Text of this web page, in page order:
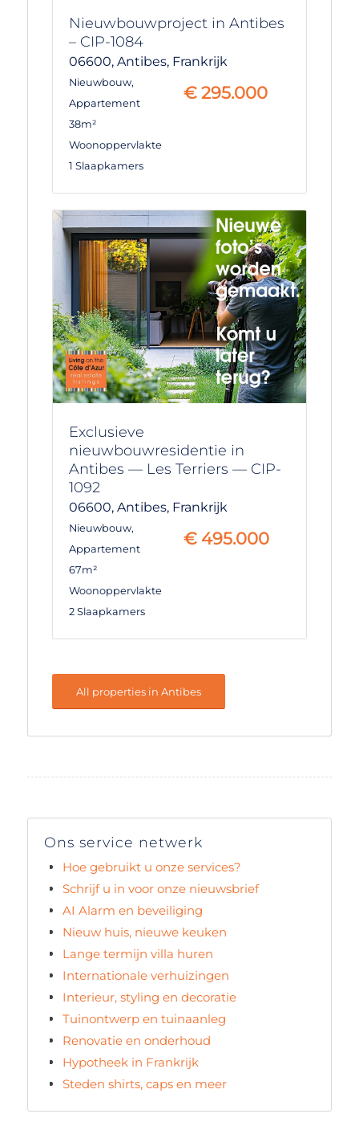
Nieuwbouwproject in Antibes
– CIP-1084
06600, Antibes, Frankrijk
Nieuwbouw,
Appartement
38m²
Woonoppervlakte
1 Slaapkamers
€ 295.000
Exclusieve
nieuwbouwresidentie in
Antibes — Les Terriers — CIP-
1092
06600, Antibes, Frankrijk
Nieuwbouw,
Appartement
67m²
Woonoppervlakte
2 Slaapkamers
€ 495.000
All properties in Antibes
Ons service netwerk
Hoe gebruikt u onze services?
Schrijf u in voor onze nieuwsbrief
AI Alarm en beveiliging
Nieuw huis, nieuwe keuken
Lange termijn villa huren
Internationale verhuizingen
Interieur, styling en decoratie
Tuinontwerp en tuinaanleg
Renovatie en onderhoud
Hypotheek in Frankrijk
Steden shirts, caps en meer